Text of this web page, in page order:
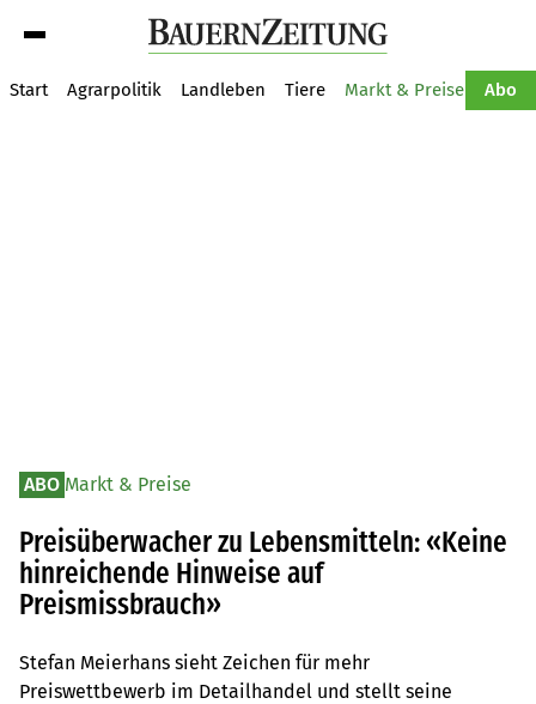
Start Agrarpolitik Landleben Tiere Markt & Preise Abo
ABO Markt & Preise
Preisüberwacher zu Lebensmitteln: «Keine
hinreichende Hinweise auf
Preismissbrauch»
Stefan Meierhans sieht Zeichen für mehr
Preiswettbewerb im Detailhandel und stellt seine